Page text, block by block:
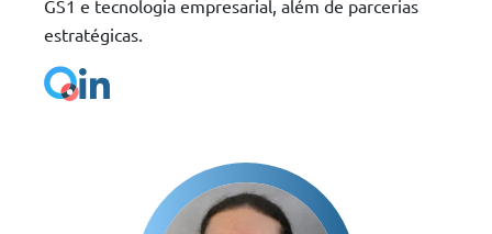
GS1 e tecnologia empresarial, além de parcerias
estratégicas.